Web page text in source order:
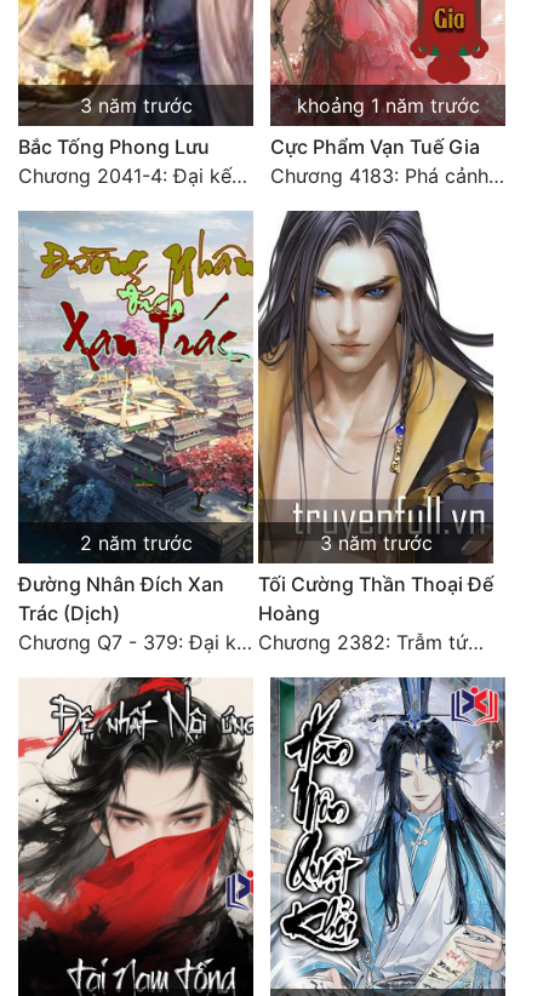
3 năm trước
Bắc Tống Phong Lưu
Chương 2041-4: Đại kết cục: Hạnh phúc (4)
khoảng 1 năm trước
Cực Phẩm Vạn Tuế Gia
Chương 4183: Phá cảnh Chí Đạo cảnh hậu kỳ
2 năm trước
Đường Nhân Đích Xan
Trác (Dịch)
Chương Q7 - 379: Đại kết cục: Về nhà là phải vui vẻ. (2)
3 năm trước
Tối Cường Thần Thoại Đế
Hoàng
Chương 2382: Trẫm tức hết thảy (*Đại Kết Cục) (2)